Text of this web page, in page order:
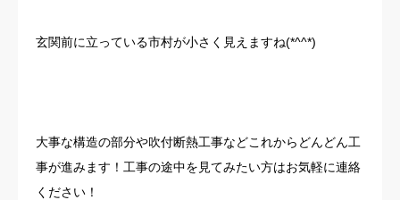
玄関前に立っている市村が小さく見えますね(*^^*)
大事な構造の部分や吹付断熱工事などこれからどんどん工
事が進みます！工事の途中を見てみたい方はお気軽に連絡
ください！